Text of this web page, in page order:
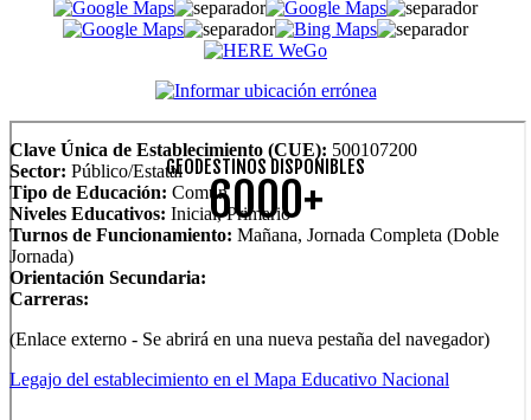
Clave Única de Establecimiento (CUE): 500107200
Sector: Público/Estatal
Tipo de Educación: Común
Niveles Educativos: Inicial, Primario
Turnos de Funcionamiento: Mañana, Jornada Completa (Doble
Jornada)
Orientación Secundaria:
Carreras:
(Enlace externo - Se abrirá en una nueva pestaña del navegador)
Legajo del establecimiento en el Mapa Educativo Nacional
GEODESTINOS DISPONIBLES
6000+